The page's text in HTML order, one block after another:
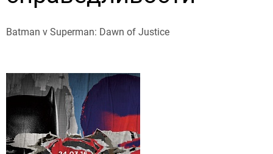
Batman v Superman: Dawn of Justice